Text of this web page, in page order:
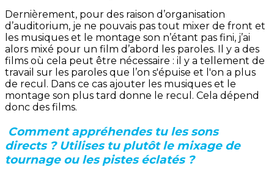
Dernièrement, pour des raison d’organisation
d’auditorium, je ne pouvais pas tout mixer de front et
les musiques et le montage son n’étant pas fini, j’ai
alors mixé pour un film d’abord les paroles. Il y a des
films où cela peut être nécessaire : il y a tellement de
travail sur les paroles que l’on s'épuise et l'on a plus
de recul. Dans ce cas ajouter les musiques et le
montage son plus tard donne le recul. Cela dépend
donc des films.
Comment appréhendes tu les sons
directs ? Utilises tu plutôt le mixage de
tournage ou les pistes éclatés ?